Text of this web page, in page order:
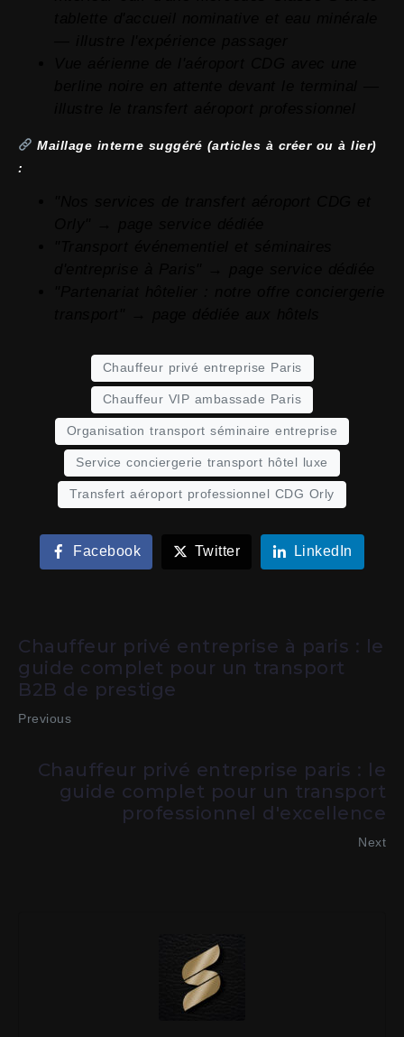
Maillage interne suggéré (articles à créer ou à lier)
:
Chauffeur privé entreprise Paris
Chauffeur VIP ambassade Paris
Organisation transport séminaire entreprise
Service conciergerie transport hôtel luxe
Transfert aéroport professionnel CDG Orly
Facebook Twitter LinkedIn
Chauffeur privé entreprise à paris : le
guide complet pour un transport
B2B de prestige
Previous
Chauffeur privé entreprise paris : le
guide complet pour un transport
professionnel d'excellence
Next